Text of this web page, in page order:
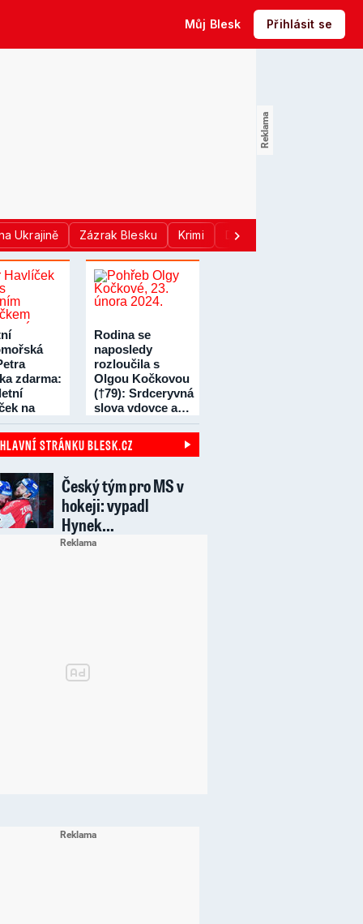
Můj Blesk Přihlásit se
Ukrajině Zázrak Blesku Krimi Donald Trump
zdarma:
na
Rodina se
naposledy
rozloučila s
Olgou Kočkovou
(†79): Srdceryvná
slova vdovce a…
STRÁNKU BLESK.CZ
Český tým pro MS v
hokeji: vypadl
Hynek…